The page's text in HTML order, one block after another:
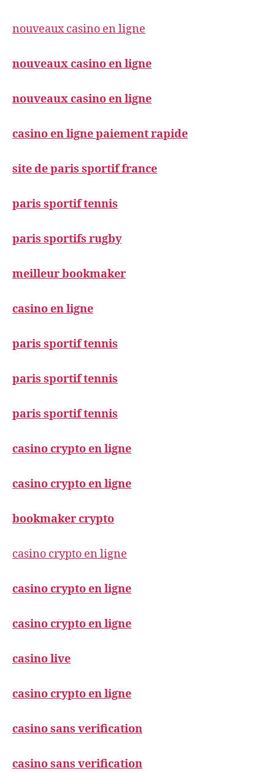
nouveaux casino en ligne
nouveaux casino en ligne
nouveaux casino en ligne
casino en ligne paiement rapide
site de paris sportif france
paris sportif tennis
paris sportifs rugby
meilleur bookmaker
casino en ligne
paris sportif tennis
paris sportif tennis
paris sportif tennis
casino crypto en ligne
casino crypto en ligne
bookmaker crypto
casino crypto en ligne
casino crypto en ligne
casino crypto en ligne
casino live
casino crypto en ligne
casino sans verification
casino sans verification